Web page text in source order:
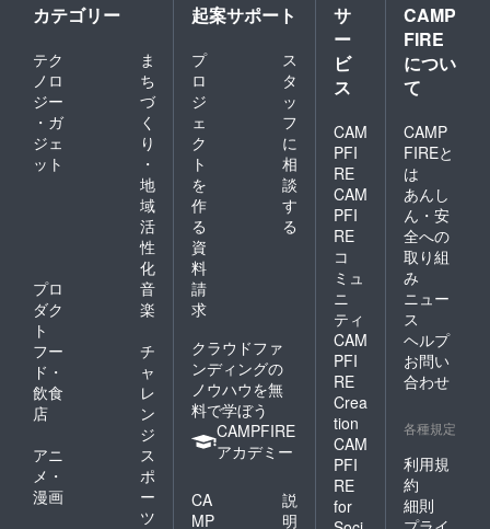
カテゴリー
テク
ノロ
ジー
・ガ
ジェ
ット
ま
ち
づ
く
り
・
地
域
活
性
化
プロ
ダク
ト
音
楽
フー
ド・
飲食
店
チ
ャ
レ
ン
ジ
アニ
メ・
漫画
ス
ポ
ー
ツ
起案サポート
プ
ロ
ジ
ェ
ク
ト
を
作
る
ス
タ
ッ
フ
に
相
談
す
る
資
料
請
求
クラウドファ
ンディングの
ノウハウを無
料で学ぼう
CAMPFIRE
アカデミー
CA
MP
説
明
サ
ー
ビ
ス
CAM
PFI
RE
CAM
PFI
RE
コ
ミュ
ニ
ティ
CAM
PFI
RE
Crea
tion
CAM
PFI
RE
for
CAMP
FIRE
につい
て
CAMP
FIREと
は
あんし
ん・安
全への
取り組
み
ニュー
ス
ヘルプ
お問い
合わせ
各種規定
利用規
約
細則